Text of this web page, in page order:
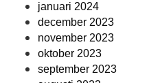
januari 2024
december 2023
november 2023
oktober 2023
september 2023